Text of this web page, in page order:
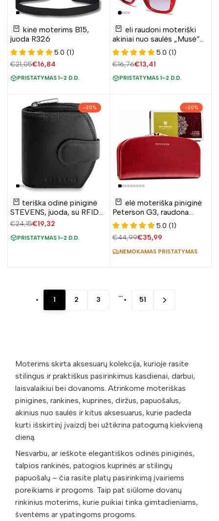
Pridėti
sąrašą
Į krepšelį
Rankinė moterims B15,
juoda R326
5.0 (1)
Įprasta
€21,05Pardavimo
€16,84
PRISTATYMAS 1–2 D.D.
Pridėti
sąrašą
Į krepšelį
Dideli raudoni moteriški
akiniai nuo saulės „Musė“
S10
5.0 (1)
Įprasta
€16,76Pardavimo
€13,41
PRISTATYMAS 1–2 D.D.
–20%
Pridėti
į
norų
Į krepšelį
Moteriška odinė piniginė
STEVENS, juoda, su RFID
apsauga
Įprasta
€24,15Pardavimo
€19,32
PRISTATYMAS 1–2 D.D.
–20%
Pridėti
sąrašą
Į krepšelį
Didelė moteriška piniginė
Peterson G3, raudona
D1941
5.0 (1)
Įprasta
€44,99Pardavimo
€35,99
NEMOKAMAS PRISTATYMAS
1 2 3
…
51
Moterims skirta aksesuarų kolekcija, kurioje rasite
stilingus ir praktiškus pasirinkimus kasdienai, darbui,
laisvalaikiui bei dovanoms. Atrinkome moteriškas
pinigines, rankines, kuprines, diržus, papuošalus,
akinius nuo saulės ir kitus aksesuarus, kurie padeda
kurti išskirtinį įvaizdį bei užtikrina patogumą kiekvieną
dieną.
Nesvarbu, ar ieškote elegantiškos odinės piniginės,
talpios rankinės, patogios kuprinės ar stilingų
papuošalų – čia rasite platų pasirinkimą įvairiems
poreikiams ir progoms. Taip pat siūlome dovanų
rinkinius moterims, kurie puikiai tinka gimtadieniams,
šventėms ar ypatingoms progoms.